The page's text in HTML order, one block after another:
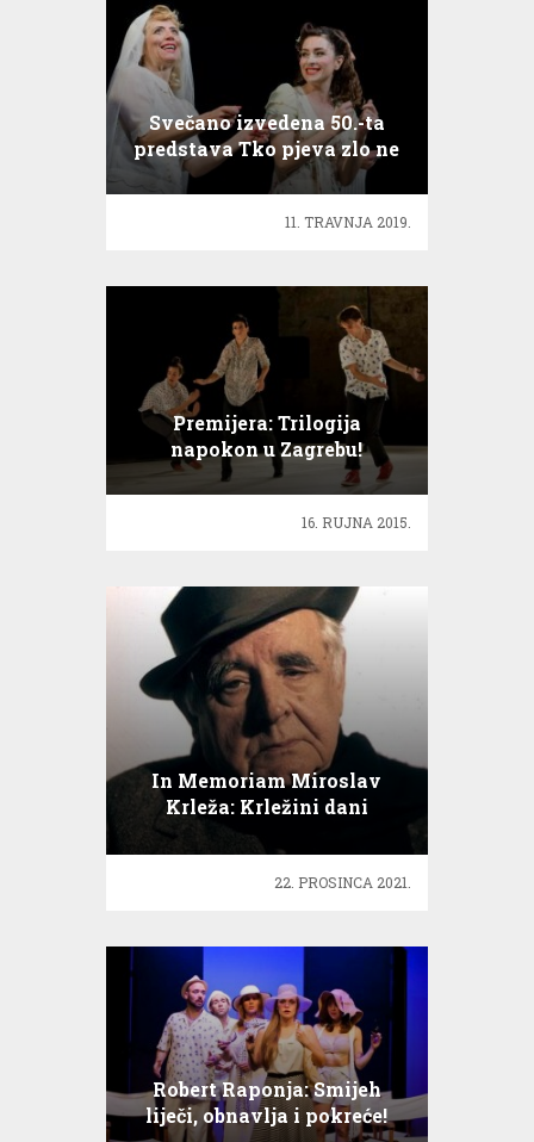
Svečano izvedena 50.-ta
predstava Tko pjeva zlo ne
misli
11. TRAVNJA 2019.
Premijera: Trilogija
napokon u Zagrebu!
16. RUJNA 2015.
In Memoriam Miroslav
Krleža: Krležini dani
22. PROSINCA 2021.
Robert Raponja: Smijeh
liječi, obnavlja i pokreće!